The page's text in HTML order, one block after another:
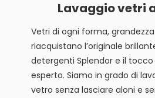
Lavaggio vetri
Vetri di ogni forma,
riacquistano l’originale
detergenti Splendor e il tocco
esperto. Siamo in grado di
vetro senza lasciare aloni e